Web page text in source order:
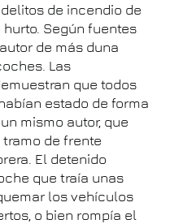
de incendio de
Según fuentes
de más duna
Las
que todos
estado de forma
mismo autor, que
de frente
El detenido
que traía unas
los vehículos
o bien rompía el